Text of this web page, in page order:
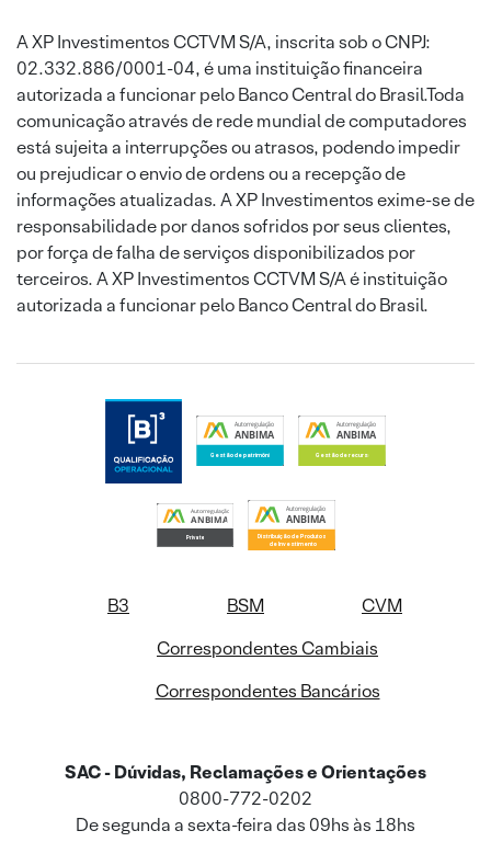
A XP Investimentos CCTVM S/A, inscrita sob o CNPJ:
02.332.886/0001-04, é uma instituição financeira
autorizada a funcionar pelo Banco Central do Brasil.Toda
comunicação através de rede mundial de computadores
está sujeita a interrupções ou atrasos, podendo impedir
ou prejudicar o envio de ordens ou a recepção de
informações atualizadas. A XP Investimentos exime-se de
responsabilidade por danos sofridos por seus clientes,
por força de falha de serviços disponibilizados por
terceiros. A XP Investimentos CCTVM S/A é instituição
autorizada a funcionar pelo Banco Central do Brasil.
B3 BSM
CVM
Correspondentes Cambiais
Correspondentes Bancários
SAC - Dúvidas, Reclamações e Orientações
0800-772-0202
De segunda a sexta-feira das 09hs às 18hs